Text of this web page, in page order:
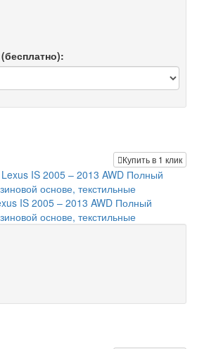
Купить в 1 клик
IS 2005 – 2013 AWD Полный
основе, текстильные